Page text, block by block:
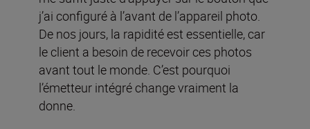
j’ai configuré à l’avant de l’appareil photo.
De nos jours, la rapidité est essentielle, car
le client a besoin de recevoir ces photos
avant tout le monde. C’est pourquoi
l’émetteur intégré change vraiment la
donne.